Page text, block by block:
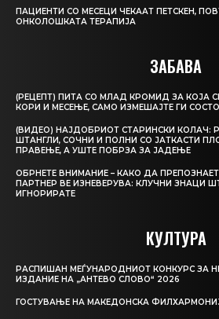
ПАЦИЕНТИ СО МЕСЕЦИ ЧЕКААТ ПЕТСКЕН,
ОНКОЛОШКАТА ТЕРАПИЈА
ЗАБАВА
(РЕЦЕПТ) ПИТА СО МЛАД КРОМИД ЗА КОЈА
КОРИ И МЕСЕЊЕ, САМО ИЗМЕШАЈТЕ ГИ
(ВИДЕО) НАЈДОБРИОТ СТАРИНСКИ КОЛАЧ:
ШТАНГЛИ, СОЧНИ И ПОЛНИ СО ЈАТКАСТИ
ПРАВЕЊЕ, А УШТЕ ПОБРЗА ЗА ЈАДЕЊЕ
ОБРНЕТЕ ВНИМАНИЕ – КАКО ДА
ПАРТНЕР ВЕ ИЗНЕВЕРУВА: КЛУЧНИ ЗНАЦИ
ИГНОРИРАТЕ
КУЛТУРА
РАСПИШАН МЕЃУНАРОДНИОТ КОНКУРС ЗА
ИЗДАНИЕ НА „АНТЕВО СЛОВО“ 2026
ГОСТУВАЊЕ НА МАКЕДОНСКА